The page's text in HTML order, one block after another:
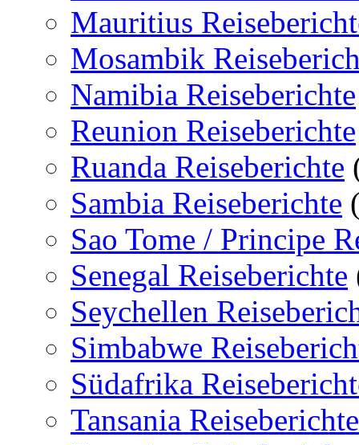
Mauritius
Mosambik
Namibia Reiseberichte
Reunion Reiseberichte
Ruanda Reiseberichte
Sambia Reiseberichte
Sao Tome / Principe
Senegal Reiseberichte
Seychellen
Simbabwe
Südafrika
Tansania Reiseberichte